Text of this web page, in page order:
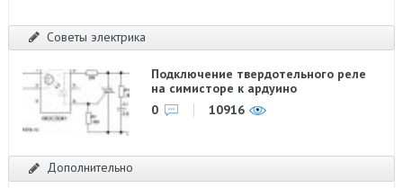
Советы электрика
Подключение твердотельного реле
на симисторе к ардуино
0
10916
Дополнительно